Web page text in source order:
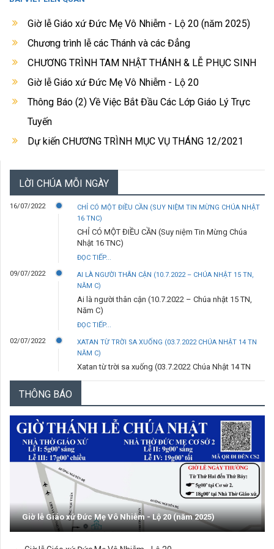
Giờ lễ Giáo xứ Đức Mẹ Vô Nhiễm - Lộ 20 (năm 2025)
Chương trình lễ các Thánh và các Đẳng
CHƯƠNG TRÌNH TAM NHẬT THÁNH & LỄ PHỤC SINH
Giờ lễ Giáo xứ Đức Mẹ Vô Nhiễm - Lộ 20
Thông Báo (2) Về Việc Bắt Đầu Các Lớp Giáo Lý Trực
Tuyến
Dự kiến CHƯƠNG TRÌNH MỤC VỤ THÁNG 12/2021
LỜI CHÚA MỖI NGÀY
16/07/2022
CHỈ CÓ MỘT ĐIỀU CẦN (SUY NIỆM TIN MỪNG CHÚA NHẬT
16 TNC)
CHỈ CÓ MỘT ĐIỀU CẦN (Suy niệm Tin Mừng Chúa
Nhật 16 TNC)
ĐỌC TIẾP...
09/07/2022
AI LÀ NGƯỜI THÂN CẬN (10.7.2022 – CHÚA NHẬT 15 TN,
NĂM C)
Ai là người thân cận (10.7.2022 – Chúa nhật 15 TN,
Năm C)
ĐỌC TIẾP...
02/07/2022
XATAN TỪ TRỜI SA XUỐNG (03.7.2022 CHÚA NHẬT 14 TN
NĂM C)
Xatan từ trời sa xuống (03.7.2022 Chúa Nhật 14 TN
29/06/2022
VÀ THÁNH PHAOLÔ TÔNG ĐỒ)
Anh là tảng đá (29.6.2022 – Thứ Tư- Lễ thánh Phêrô
và thánh Phaolô tông đồ)
ĐỌC TIẾP...
25/06/2022
TRƯỚC ĐÃ (26.6.2022 – CHÚA NHẬT 13 TN NĂM C)
Trước đã (26.6.2022 – Chúa Nhật 13 TN năm C)
ĐỌC TIẾP...
18/06/2022
NGÀI CẦM BÁNH BẺ RA - (19.6.2022 CHÚA NHẬT 12 TN - LỄ
MÌNH VÀ MÁU THÁNH CHÚA KITÔ)
Ngài cầm bánh bẻ ra - (19.6.2022 Chúa Nhật 12 TN -
THÔNG BÁO
Giờ lễ Giáo xứ Đức Mẹ Vô Nhiễm - Lộ 20 (năm 2025)